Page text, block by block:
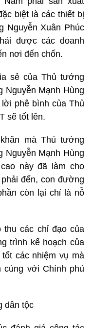
biệt là các thiết bị
Nguyễn Xuân Phúc
được các doanh
nơi đến chốn.
sẻ của Thủ tướng
Nguyễn Mạnh Hùng
phê bình của Thủ
sẽ tốt lên.
mà Thủ tướng
Nguyễn Mạnh Hùng
này đã làm cho
đến, con đường
còn lại chỉ là nỗ
thu các chỉ đạo của
trình kế hoạch của
các nhiệm vụ mà
cùng với Chính phủ
dân tộc